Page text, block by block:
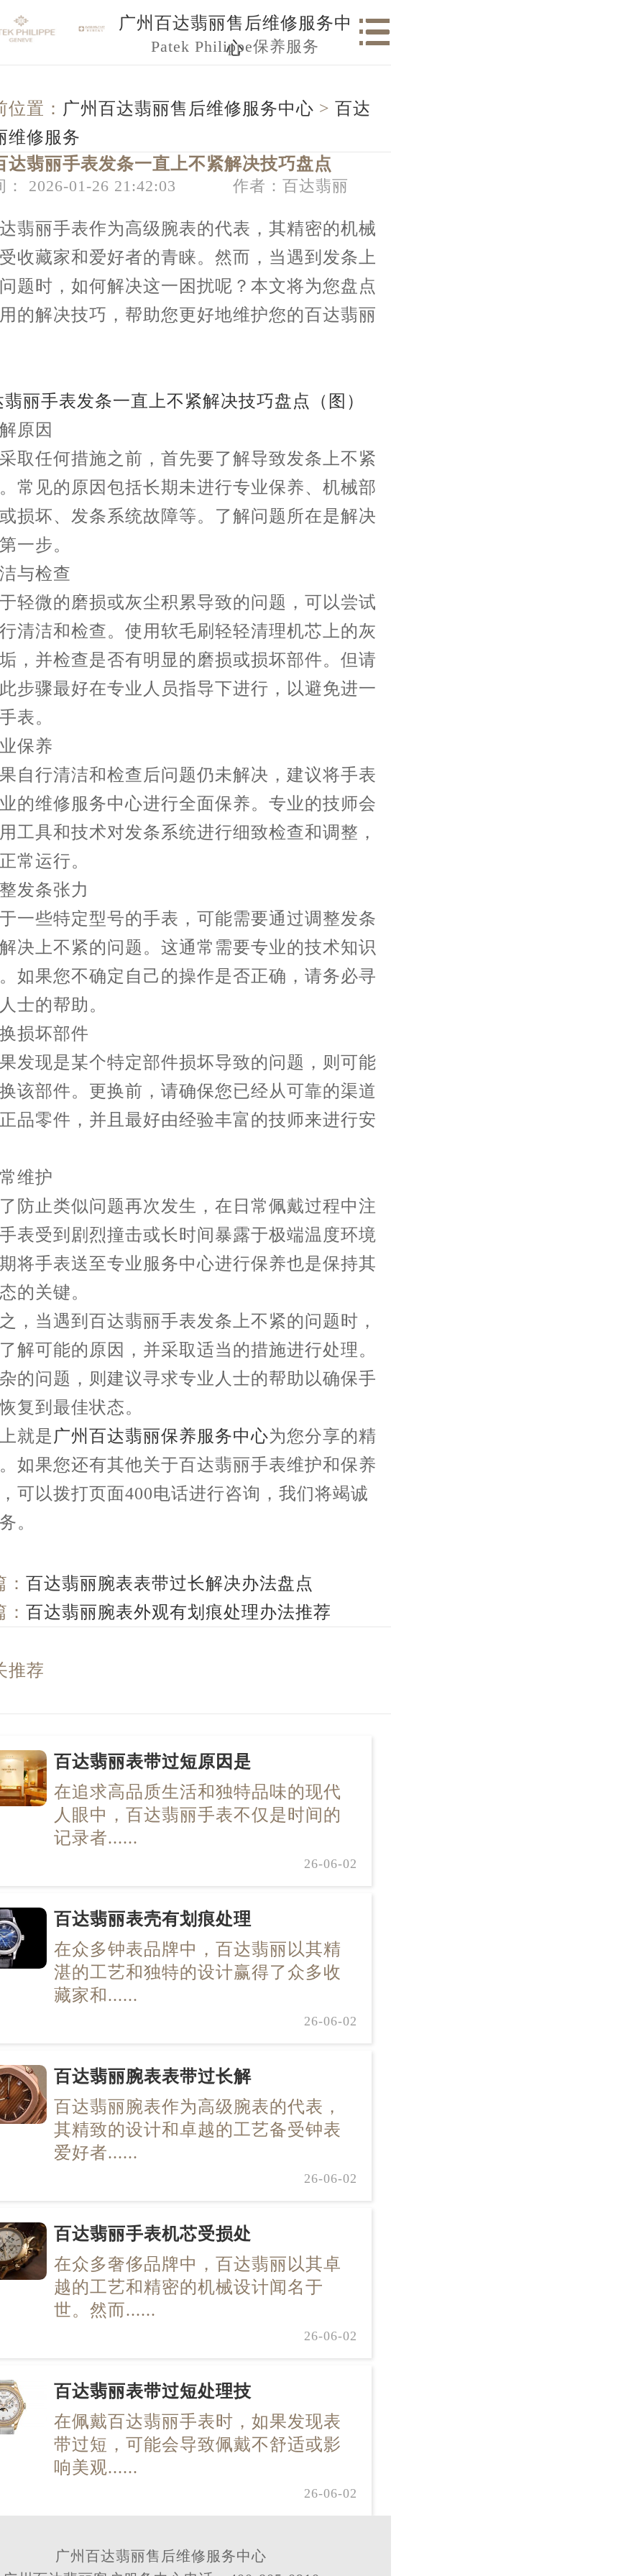
广州百达翡丽售后维修服务中
心
Patek Philippe保养服务
位置： 广州百达翡丽售后维修服务中心 > 百达
维修服务
达翡丽手表发条一直上不紧解决技巧盘点
： 2026-01-26 21:42:03 作者：百达翡丽
手表作为高级腕表的代表，其精密的机械
收藏家和爱好者的青睐。然而，当遇到发条上
题时，如何解决这一困扰呢？本文将为您盘点
的解决技巧，帮助您更好地维护您的百达翡丽
因
何措施之前，首先要了解导致发条上不紧
常见的原因包括长期未进行专业保养、机械部
损坏、发条系统故障等。了解问题所在是解决
一步。
检查
的磨损或灰尘积累导致的问题，可以尝试
清洁和检查。使用软毛刷轻轻清理机芯上的灰
，并检查是否有明显的磨损或损坏部件。但请
步骤最好在专业人员指导下进行，以避免进一
表。
养
清洁和检查后问题仍未解决，建议将手表
的维修服务中心进行全面保养。专业的技师会
工具和技术对发条系统进行细致检查和调整，
常运行。
条张力
特定型号的手表，可能需要通过调整发条
决上不紧的问题。这通常需要专业的技术知识
如果您不确定自己的操作是否正确，请务必寻
士的帮助。
坏部件
是某个特定部件损坏导致的问题，则可能
该部件。更换前，请确保您已经从可靠的渠道
品零件，并且最好由经验丰富的技师来进行安
护
类似问题再次发生，在日常佩戴过程中注
表受到剧烈撞击或长时间暴露于极端温度环境
将手表送至专业服务中心进行保养也是保持其
的关键。
遇到百达翡丽手表发条上不紧的问题时，
解可能的原因，并采取适当的措施进行处理。
的问题，则建议寻求专业人士的帮助以确保手
复到最佳状态。
是 广州百达翡丽保养服务中心为您分享的精
如果您还有其他关于百达翡丽手表维护和保养
可以拨打页面400电话进行咨询，我们将竭诚
。
百达翡丽腕表表带过长解决办法盘点
百达翡丽腕表外观有划痕处理办法推荐
推荐
百达翡丽表带过短原因是
在追求高品质生活和独特品味的现代
人眼中，百达翡丽手表不仅是时间的
记录者......
26-06-02
百达翡丽表壳有划痕处理
在众多钟表品牌中，百达翡丽以其精
湛的工艺和独特的设计赢得了众多收
藏家和......
26-06-02
百达翡丽腕表表带过长解
百达翡丽腕表作为高级腕表的代表，
其精致的设计和卓越的工艺备受钟表
爱好者......
26-06-02
百达翡丽手表机芯受损处
在众多奢侈品牌中，百达翡丽以其卓
越的工艺和精密的机械设计闻名于
世。然而......
26-06-02
百达翡丽表带过短处理技
在佩戴百达翡丽手表时，如果发现表
带过短，可能会导致佩戴不舒适或影
响美观......
26-06-02
广州百达翡丽售后维修服务中心